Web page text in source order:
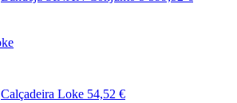
Calçadeira Loke 54,52 €